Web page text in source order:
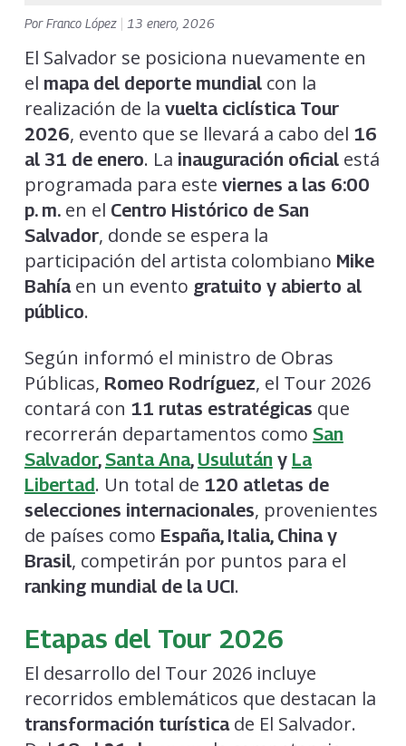
PorFranco López 13 enero, 2026
El Salvador se posiciona nuevamente en
el mapa del deporte mundialcon la
realización de la vuelta ciclística Tour
2026, evento que se llevará a cabo del 16
al 31 de enero. La inauguración oficialestá
programada para este viernes a las 6:00
p. m.en el Centro Histórico de San
Salvador, donde se espera la
participación del artista colombiano Mike
Bahíaen un evento gratuito y abierto al
público.
Según informó el ministro de Obras
Públicas, Romeo Rodríguez, el Tour 2026
contará con 11 rutas estratégicas que
recorrerán departamentos como San
Salvador,Santa Ana, Usulután y La
Libertad. Un total de 120 atletas de
selecciones internacionales, provenientes
de países como España, Italia, China y
Brasil, competirán por puntos para el
ranking mundial de la UCI.
Etapas del Tour 2026
El desarrollo del Tour 2026 incluye
recorridos emblemáticos que destacan la
transformación turísticade El Salvador.